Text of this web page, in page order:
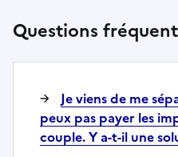
Questions
Je viens de me
peux pas payer les
couple. Y a-t-il une